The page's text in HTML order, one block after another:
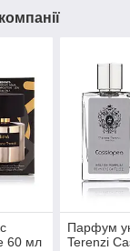
60 мл
Парфум
Terenzi